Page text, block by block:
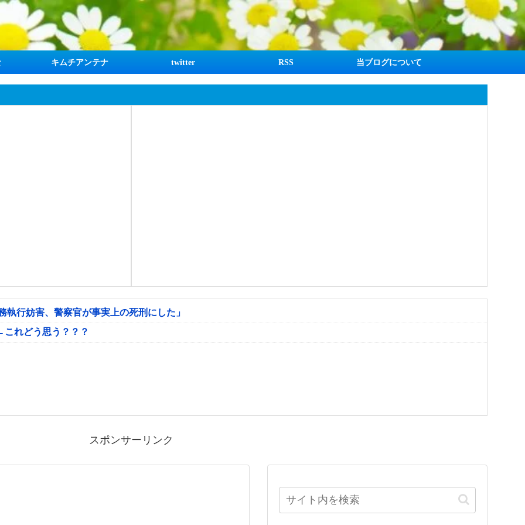
キムチアンテナ twitter RSS 当ブログについて
行妨害、警察官が事実上の死刑にした」
れどう思う？？？
スポンサーリンク